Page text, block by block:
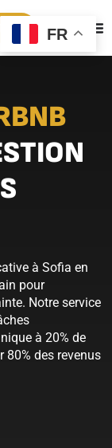
à Sofia en
pour
Notre service
à 20% de
80% des revenus
FR